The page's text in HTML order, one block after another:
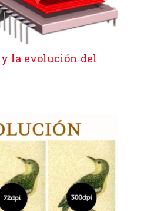
la evolución del